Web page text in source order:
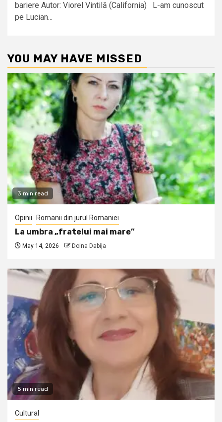
bariere Autor: Viorel Vintilă (California) L-am cunoscut
pe Lucian...
YOU MAY HAVE MISSED
3 min read
Opinii Romanii din jurul Romaniei
La umbra „fratelui mai mare”
May 14, 2026 Doina Dabija
5 min read
Cultural